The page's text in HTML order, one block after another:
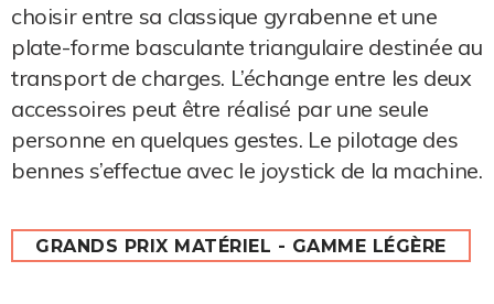
choisir entre sa classique gyrabenne et une
plate-forme basculante triangulaire destinée au
transport de charges. L’échange entre les deux
accessoires peut être réalisé par une seule
personne en quelques gestes. Le pilotage des
bennes s’effectue avec le joystick de la machine.
GRANDS PRIX MATÉRIEL - GAMME LÉGÈRE